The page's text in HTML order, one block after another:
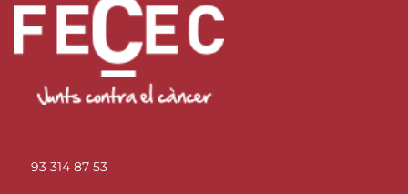
93 314 87 53